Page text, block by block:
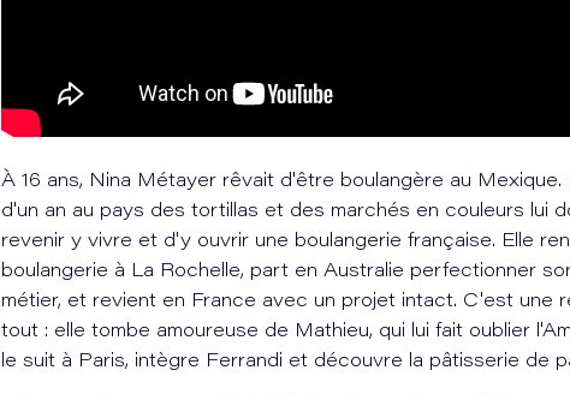
À 16 ans, Nina Métayer rêvait d'être boulangère au
d'un an au pays des tortillas et des marchés en couleurs lui
revenir y vivre et d'y ouvrir une boulangerie française. Elle
boulangerie à La Rochelle, part en Australie perfectionner
métier, et revient en France avec un projet intact. C'est une
tout : elle tombe amoureuse de Mathieu, qui lui fait oublier
le suit à Paris, intègre Ferrandi et découvre la pâtisserie de